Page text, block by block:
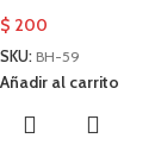
$ 200
SKU: BH-59
Añadir al carrito